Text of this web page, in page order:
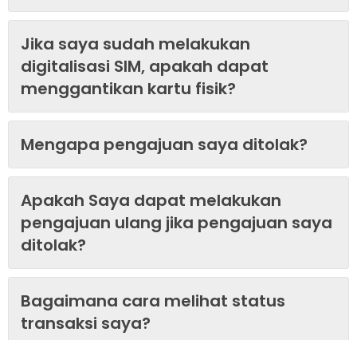
Jika saya sudah melakukan
digitalisasi SIM, apakah dapat
menggantikan kartu fisik?
Mengapa pengajuan saya ditolak?
Apakah Saya dapat melakukan
pengajuan ulang jika pengajuan saya
ditolak?
Bagaimana cara melihat status
transaksi saya?